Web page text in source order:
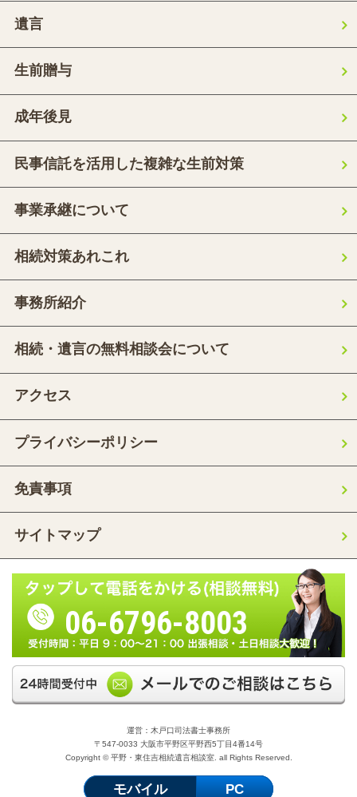
遺言
生前贈与
成年後見
民事信託を活用した複雑な生前対策
事業承継について
相続対策あれこれ
事務所紹介
相続・遺言の無料相談会について
アクセス
プライバシーポリシー
免責事項
サイトマップ
06-6796-8003
運営：木戸口司法書士事務所
〒547-0033 大阪市平野区平野西5丁目4番14号
Copyright © 平野・東住吉相続遺言相談室. all Rights Reserved.
モバイル PC